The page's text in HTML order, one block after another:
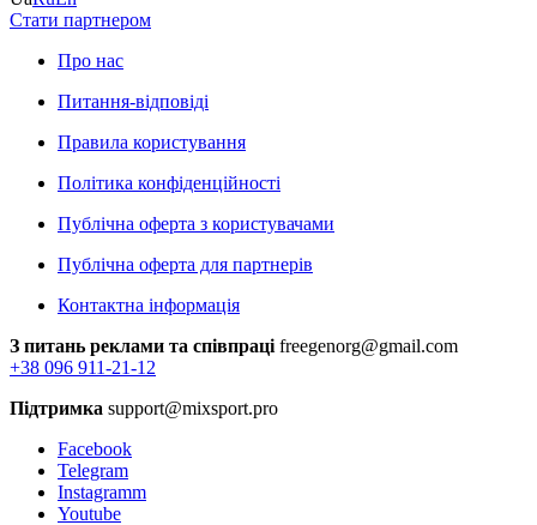
Стати партнером
Про нас
Питання-відповіді
Правила користування
Політика конфіденційності
Публічна оферта з користувачами
Публічна оферта для партнерів
Контактна інформація
З питань реклами та співпраці freegenorg@gmail.com
+38 096 911-21-12
Підтримка support@mixsport.pro
Facebook
Telegram
Instagramm
Youtube